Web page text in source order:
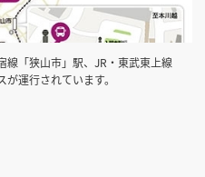
線「狭山市」駅、JR・東武東上線
運行されています。